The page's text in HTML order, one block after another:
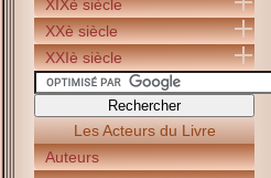
XIXè siècle
XXè siècle
XXIè siècle
Les Acteurs du Livre
Auteurs